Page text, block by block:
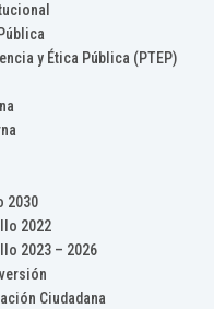
y Ética Pública (PTEP)
2030
2022
2023 – 2026
Ciudadana